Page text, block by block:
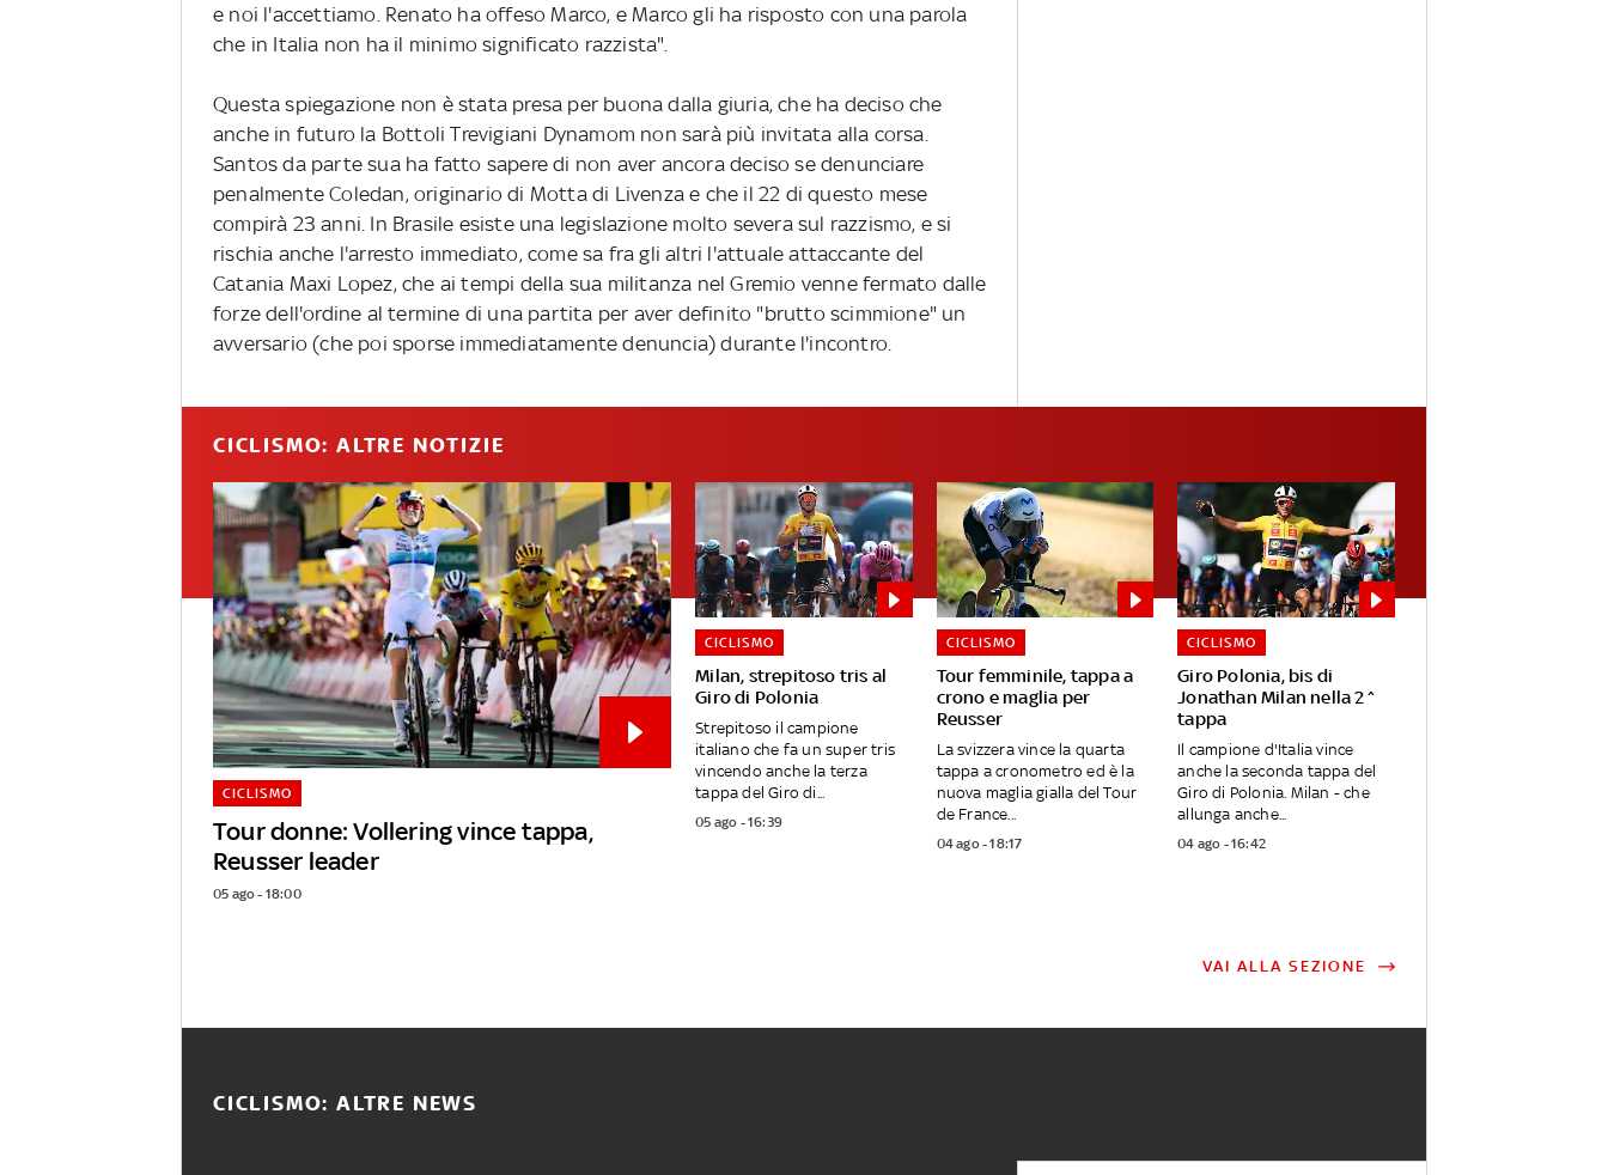
e noi l'accettiamo. Renato ha offeso Marco, e Marco gli ha risposto con una parola
che in Italia non ha il minimo significato razzista".
Questa spiegazione non è stata presa per buona dalla giuria, che ha deciso che
anche in futuro la Bottoli Trevigiani Dynamom non sarà più invitata alla corsa.
Santos da parte sua ha fatto sapere di non aver ancora deciso se denunciare
penalmente Coledan, originario di Motta di Livenza e che il 22 di questo mese
compirà 23 anni. In Brasile esiste una legislazione molto severa sul razzismo, e si
rischia anche l'arresto immediato, come sa fra gli altri l'attuale attaccante del
Catania Maxi Lopez, che ai tempi della sua militanza nel Gremio venne fermato dalle
forze dell'ordine al termine di una partita per aver definito "brutto scimmione" un
avversario (che poi sporse immediatamente denuncia) durante l'incontro.
CICLISMO: ALTRE NOTIZIE
Tour donne: Vollering vince tappa,
Reusser leader
CICLISMO
05 ago - 18:00
Milan, strepitoso tris al
Giro di Polonia
CICLISMO
Strepitoso il campione
italiano che fa un super tris
vincendo anche la terza
tappa del Giro di...
05 ago - 16:39
Tour femminile, tappa a
crono e maglia per
Reusser
CICLISMO
La svizzera vince la quarta
tappa a cronometro ed è la
nuova maglia gialla del Tour
de France...
04 ago - 18:17
Giro Polonia, bis di
Jonathan Milan nella 2^
tappa
CICLISMO
Il campione d'Italia vince
anche la seconda tappa del
Giro di Polonia. Milan - che
allunga anche...
04 ago - 16:42
VAI ALLA SEZIONE
CICLISMO: ALTRE NEWS